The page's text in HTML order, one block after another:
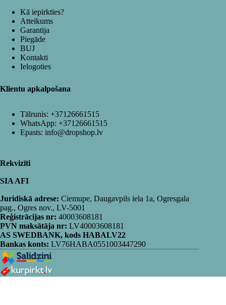
Kā iepirkties?
Atteikums
Garantija
Piegāde
BUJ
Kontakti
Ielogoties
Klientu apkalpošana
Tālrunis: +37126661515
WhatsApp: +37126661515
Epasts: info@dropshop.lv
Rekvizīti
SIA AFI
Juridiskā adrese: Ciemupe, Daugavpils iela 1a, Ogresgala
pag., Ogres nov., LV-5001
Reģistrācijas nr: 40003608181
PVN maksātāja nr: LV40003608181
AS SWEDBANK, kods HABALV22
Bankas konts: LV76HABA0551003447290